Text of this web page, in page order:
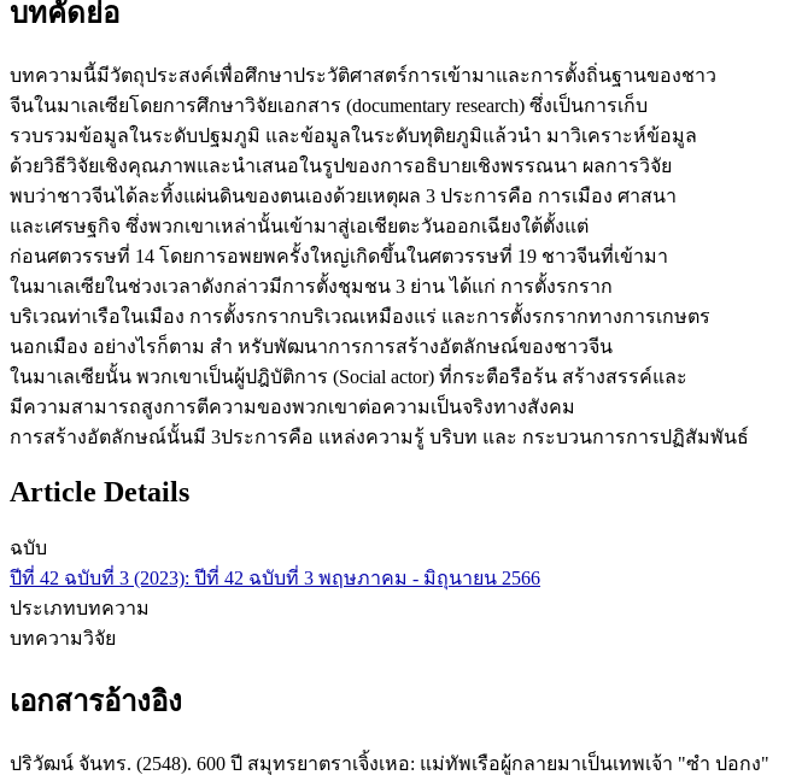
บทคัดย่อ
บทความนี้มีวัตถุประสงค์เพื่อศึกษาประวัติศาสตร์การเข้ามาและการตั้งถิ่นฐานของชาว
จีนในมาเลเซียโดยการศึกษาวิจัยเอกสาร (documentary research) ซึ่งเป็นการเก็บ
รวบรวมข้อมูลในระดับปฐมภูมิ และข้อมูลในระดับทุติยภูมิแล้วนำ มาวิเคราะห์ข้อมูล
ด้วยวิธีวิจัยเชิงคุณภาพและนำเสนอในรูปของการอธิบายเชิงพรรณนา ผลการวิจัย
พบว่าชาวจีนได้ละทิ้งแผ่นดินของตนเองด้วยเหตุผล 3 ประการคือ การเมือง ศาสนา
และเศรษฐกิจ ซึ่งพวกเขาเหล่านั้นเข้ามาสู่เอเชียตะวันออกเฉียงใต้ตั้งแต่
ก่อนศตวรรษที่ 14 โดยการอพยพครั้งใหญ่เกิดขึ้นในศตวรรษที่ 19 ชาวจีนที่เข้ามา
ในมาเลเซียในช่วงเวลาดังกล่าวมีการตั้งชุมชน 3 ย่าน ได้แก่ การตั้งรกราก
บริเวณท่าเรือในเมือง การตั้งรกรากบริเวณเหมืองแร่ และการตั้งรกรากทางการเกษตร
นอกเมือง อย่างไรก็ตาม สำ หรับพัฒนาการการสร้างอัตลักษณ์ของชาวจีน
ในมาเลเซียนั้น พวกเขาเป็นผู้ปฎิบัติการ (Social actor) ที่กระตือรือร้น สร้างสรรค์และ
มีความสามารถสูงการตีความของพวกเขาต่อความเป็นจริงทางสังคม
การสร้างอัตลักษณ์นั้นมี 3ประการคือ แหล่งความรู้ บริบท และ กระบวนการการปฏิสัมพันธ์
Article Details
ฉบับ
ปีที่ 42 ฉบับที่ 3 (2023): ปีที่ 42 ฉบับที่ 3 พฤษภาคม - มิถุนายน 2566
ประเภทบทความ
บทความวิจัย
เอกสารอ้างอิง
ปริวัฒน์ จันทร. (2548). 600 ปี สมุทรยาตราเจิ้งเหอ: แม่ทัพเรือผู้กลายมาเป็นเทพเจ้า "ซำ ปอกง"